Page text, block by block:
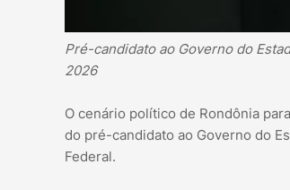
Pré-candidato ao Governo do
2026
O cenário político de Rondônia
do pré-candidato ao Governo do
Federal.